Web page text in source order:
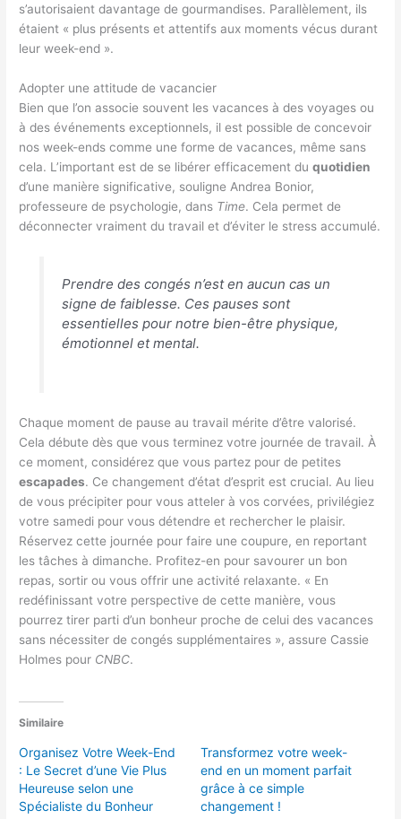
s’autorisaient davantage de gourmandises. Parallèlement, ils
étaient « plus présents et attentifs aux moments vécus durant
leur week-end ».
Adopter une attitude de vacancier
Bien que l’on associe souvent les vacances à des voyages ou
à des événements exceptionnels, il est possible de concevoir
nos week-ends comme une forme de vacances, même sans
cela. L’important est de se libérer efficacement duquotidien
d’une manière significative, souligne Andrea Bonior,
professeure de psychologie, dans Time. Cela permet de
déconnecter vraiment du travail et d’éviter le stress accumulé.
Prendre des congés n’est en aucun cas un
signe de faiblesse. Ces pauses sont
essentielles pour notre bien-être physique,
émotionnel et mental.
Chaque moment de pause au travail mérite d’être valorisé.
Cela débute dès que vous terminez votre journée de travail. À
ce moment, considérez que vous partez pour de petites
escapades. Ce changement d’état d’esprit est crucial. Au lieu
de vous précipiter pour vous atteler à vos corvées, privilégiez
votre samedi pour vous détendre et rechercher le plaisir.
Réservez cette journée pour faire une coupure, en reportant
les tâches à dimanche. Profitez-en pour savourer un bon
repas, sortir ou vous offrir une activité relaxante. « En
redéfinissant votre perspective de cette manière, vous
pourrez tirer parti d’un bonheur proche de celui des vacances
sans nécessiter de congés supplémentaires », assure Cassie
Holmes pour CNBC.
Similaire
Organisez Votre Week-End
: Le Secret d’une Vie Plus
Heureuse selon une
Spécialiste du Bonheur
Transformez votre week-
end en un moment parfait
grâce à ce simple
changement !